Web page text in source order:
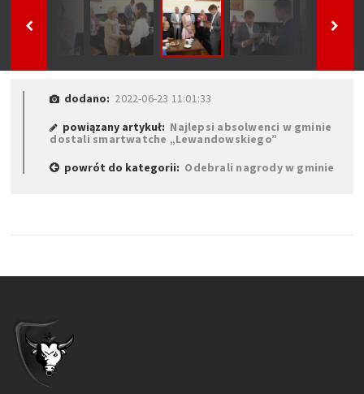
dodano: 2022-06-23 11:01:33
powiązany artykuł: Najlepsi absolwenci w gminie
dostali smartwatche „Lewandowskiego”
powrót do kategorii: Odebrali nagrody w gminie